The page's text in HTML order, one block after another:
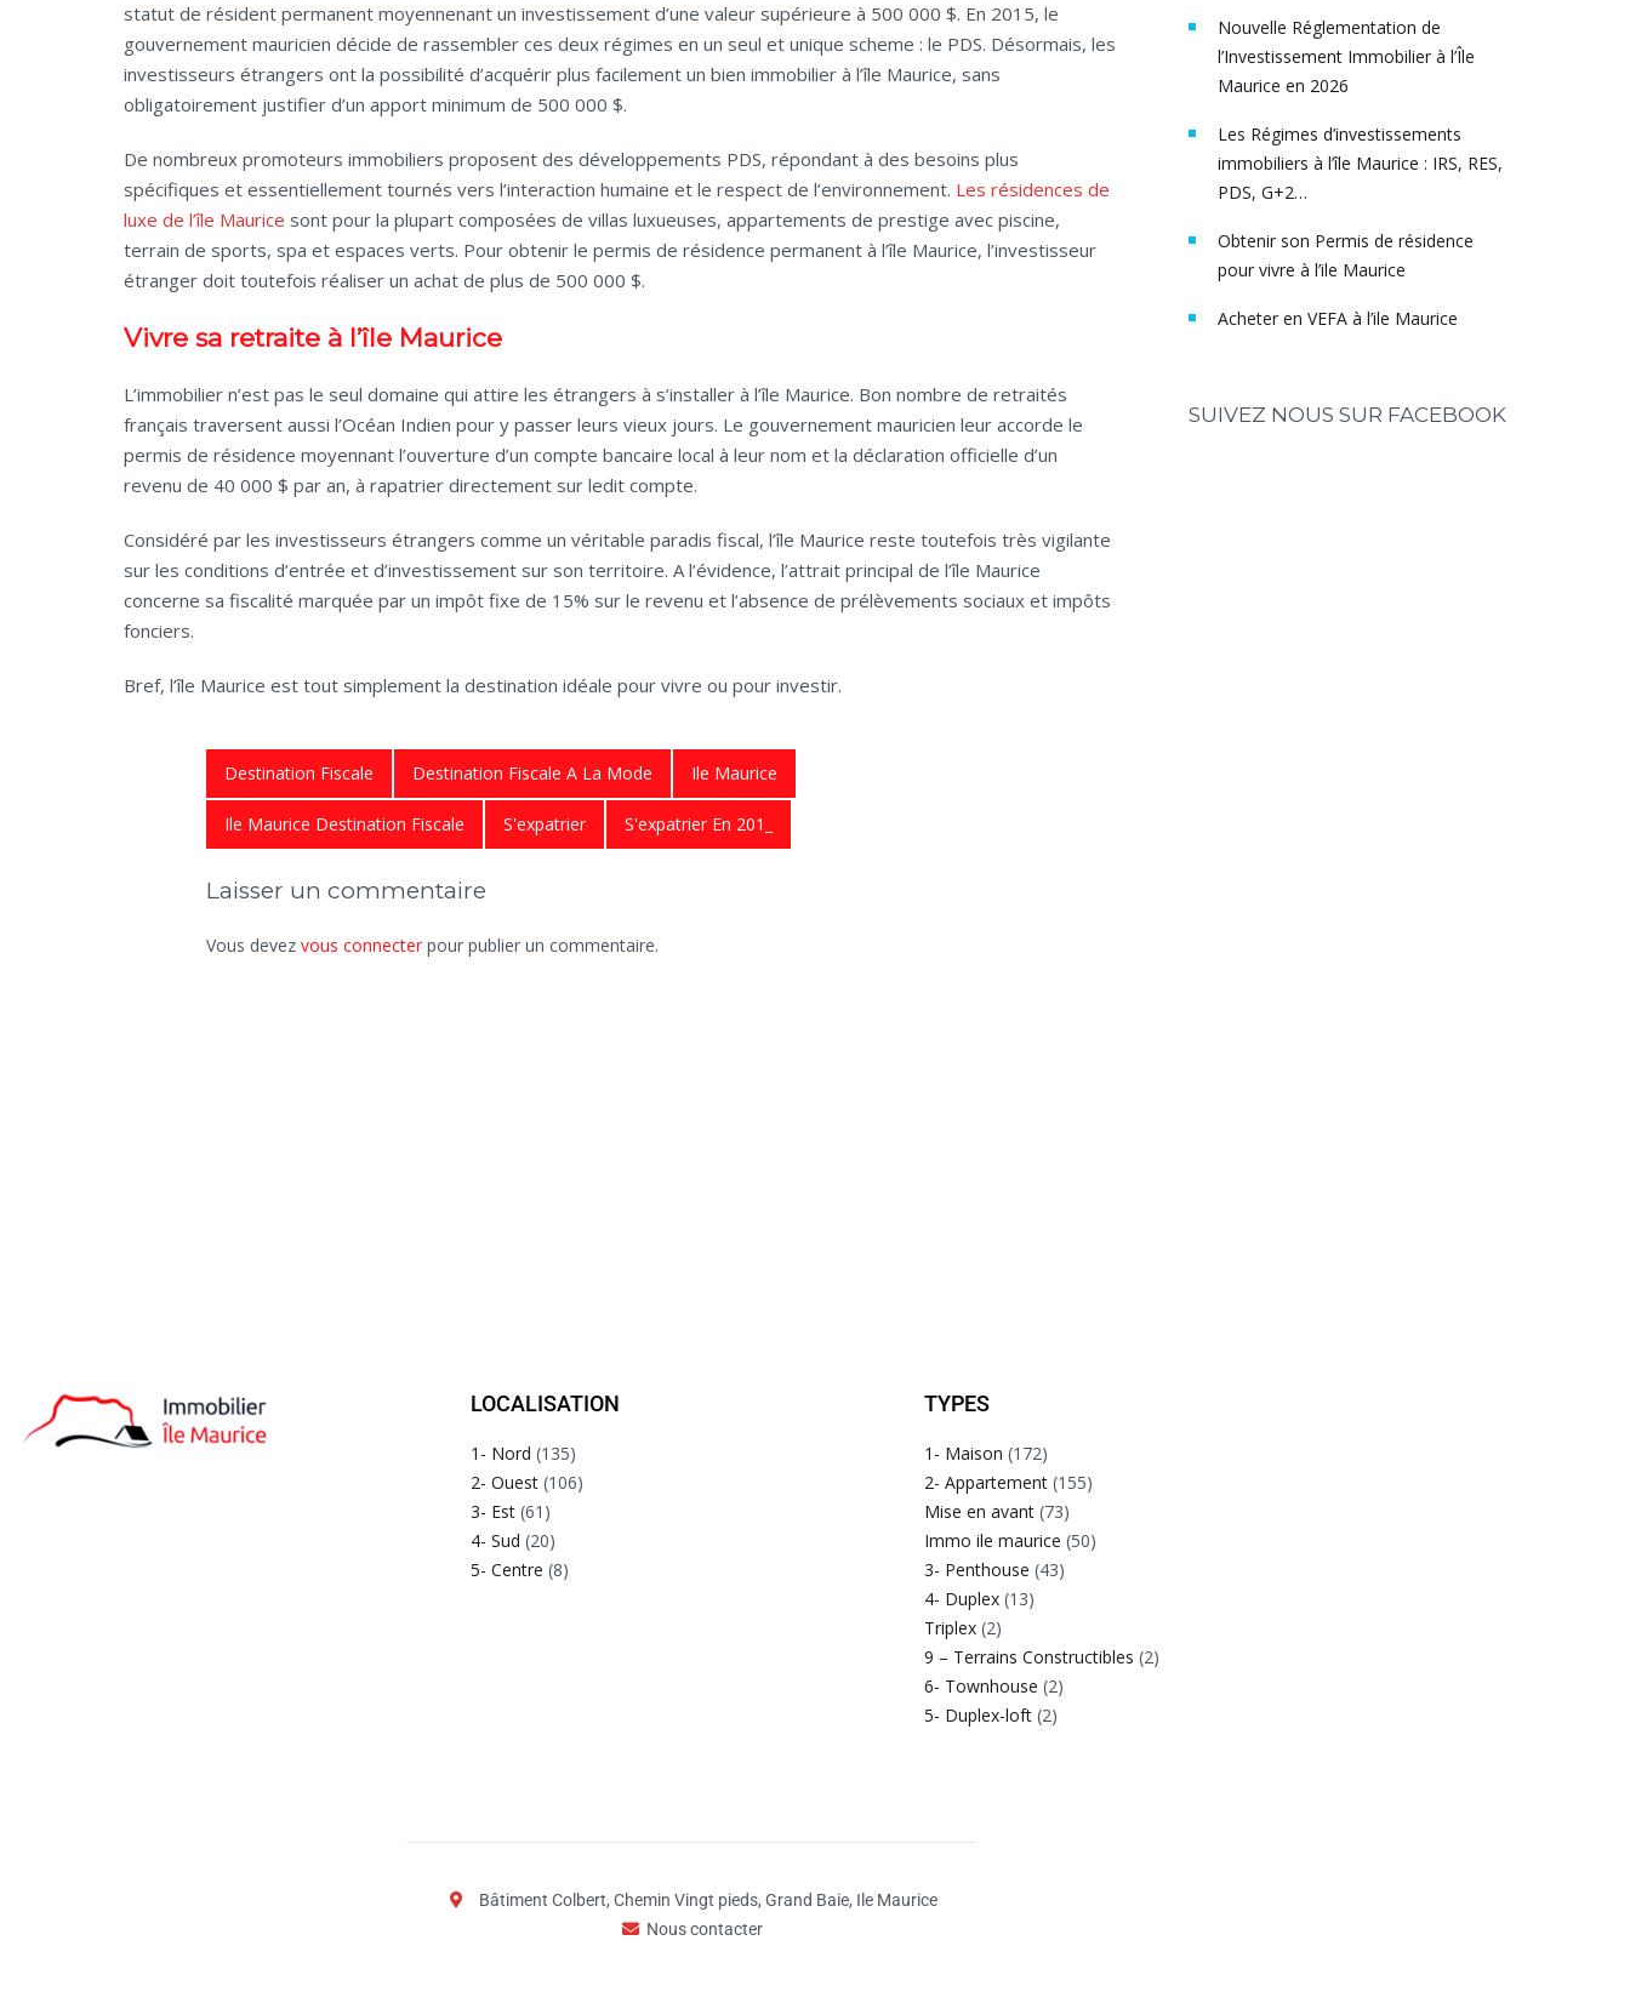
statut de résident permanent moyennenant un investissement d’une valeur supérieure à 500 000 $. En 2015, le
gouvernement mauricien décide de rassembler ces deux régimes en un seul et unique scheme : le PDS. Désormais, les
investisseurs étrangers ont la possibilité d’acquérir plus facilement un bien immobilier à l’île Maurice, sans
obligatoirement justifier d’un apport minimum de 500 000 $.
De nombreux promoteurs immobiliers proposent des développements PDS, répondant à des besoins plus
spécifiques et essentiellement tournés vers l’interaction humaine et le respect de l’environnement. Les résidences de
luxe de l’île Maurice sont pour la plupart composées de villas luxueuses, appartements de prestige avec piscine,
terrain de sports, spa et espaces verts. Pour obtenir le permis de résidence permanent à l’île Maurice, l’investisseur
étranger doit toutefois réaliser un achat de plus de 500 000 $.
Vivre sa retraite à l’île Maurice
L’immobilier n’est pas le seul domaine qui attire les étrangers à s’installer à l’île Maurice. Bon nombre de retraités
français traversent aussi l’Océan Indien pour y passer leurs vieux jours. Le gouvernement mauricien leur accorde le
permis de résidence moyennant l’ouverture d’un compte bancaire local à leur nom et la déclaration officielle d’un
revenu de 40 000 $ par an, à rapatrier directement sur ledit compte.
Considéré par les investisseurs étrangers comme un véritable paradis fiscal, l’île Maurice reste toutefois très vigilante
sur les conditions d’entrée et d’investissement sur son territoire. A l’évidence, l’attrait principal de l’île Maurice
concerne sa fiscalité marquée par un impôt fixe de 15% sur le revenu et l’absence de prélèvements sociaux et impôts
fonciers.
Bref, l’île Maurice est tout simplement la destination idéale pour vivre ou pour investir.
Destination Fiscale Destination Fiscale A La Mode Ile Maurice
Ile Maurice Destination Fiscale S'expatrier S'expatrier En 201_
Laisser un commentaire
Vous devez vous connecter pour publier un commentaire.
Nouvelle Réglementation de
l’Investissement Immobilier à l’Île
Maurice en 2026
Les Régimes d’investissements
immobiliers à l’île Maurice : IRS, RES,
PDS, G+2…
Obtenir son Permis de résidence
pour vivre à l’ile Maurice
Acheter en VEFA à l’ile Maurice
SUIVEZ NOUS SUR FACEBOOK
LOCALISATION
1- Nord (135)
2- Ouest (106)
3- Est (61)
4- Sud (20)
5- Centre (8)
TYPES
1- Maison (172)
2- Appartement(155)
Mise en avant(73)
Immo ile maurice (50)
3- Penthouse (43)
4- Duplex(13)
Triplex(2)
9 – Terrains Constructibles (2)
6- Townhouse (2)
5- Duplex-loft(2)
Bâtiment Colbert, Chemin Vingt pieds, Grand Baie, Ile Maurice
Nous contacter